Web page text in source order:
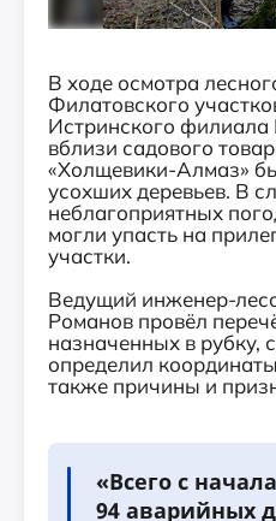
В ходе осмотра
Филатовского
Истринского
вблизи садового
«Холщевики-Алмаз»
усохших деревьев. В
неблагоприятных
могли упасть на
участки.
Ведущий инженер-
Романов провёл
назначенных в рубку,
определил
также причины и
«Всего с
94 аварийных